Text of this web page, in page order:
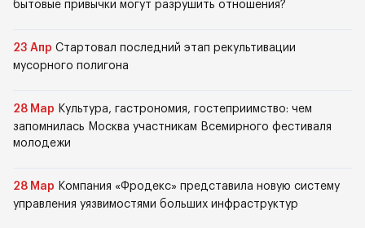
бытовые привычки могут разрушить отношения?
23 Апр Стартовал последний этап рекультивации
мусорного полигона
28 Мар Культура, гастрономия, гостеприимство: чем
запомнилась Москва участникам Всемирного фестиваля
молодежи
28 Мар Компания «Фродекс» представила новую систему
управления уязвимостями больших инфраструктур